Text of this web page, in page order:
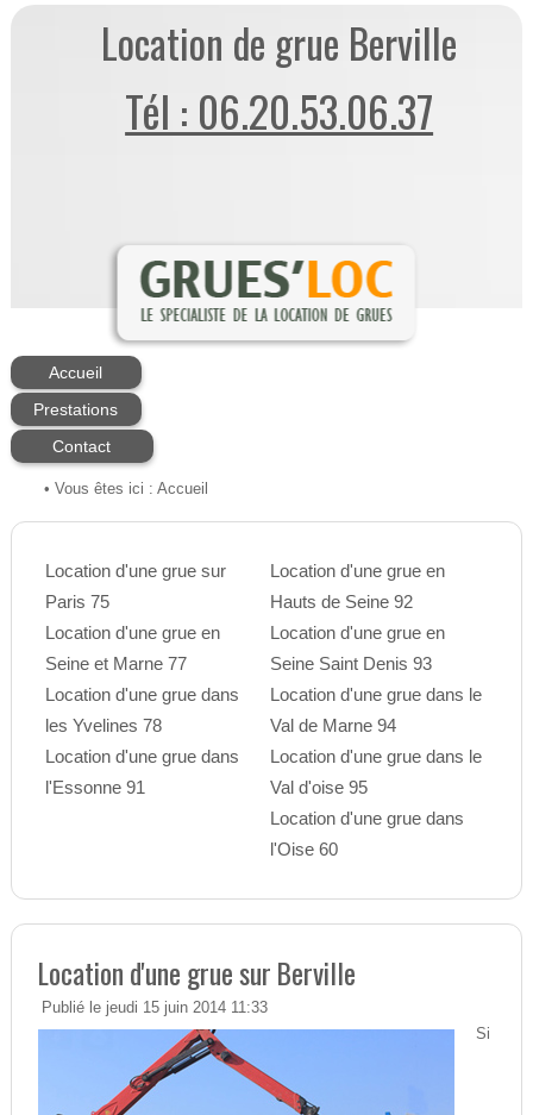
Location de grue Berville
Tél : 06.20.53.06.37
Accueil
Prestations
Contact
• Vous êtes ici : Accueil
Location d'une grue sur
Paris 75
Location d'une grue en
Seine et Marne 77
Location d'une grue dans
les Yvelines 78
Location d'une grue dans
l'Essonne 91
Location d'une grue en
Hauts de Seine 92
Location d'une grue en
Seine Saint Denis 93
Location d'une grue dans le
Val de Marne 94
Location d'une grue dans le
Val d'oise 95
Location d'une grue dans
l'Oise 60
Location d'une grue sur Berville
Publié le jeudi 15 juin 2014 11:33
Si